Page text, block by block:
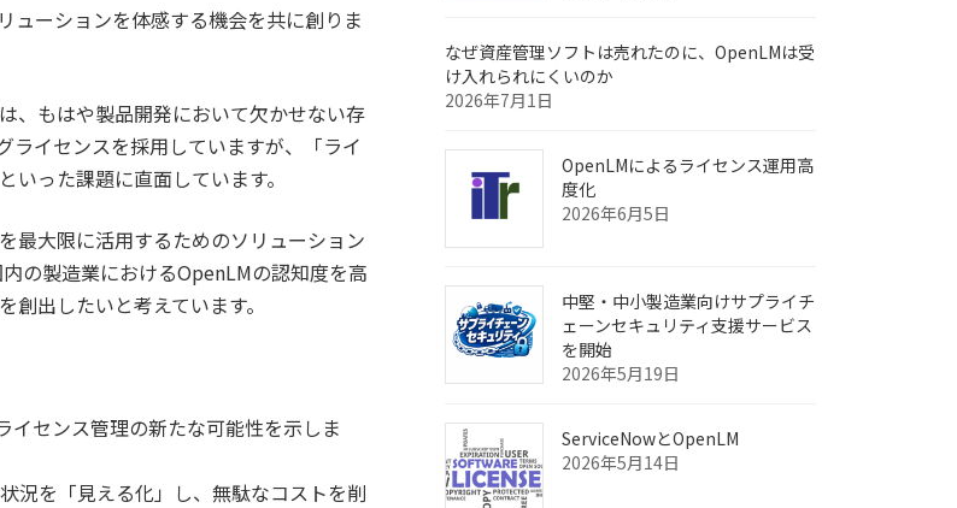
ューションを体感する機会を共に創りま
、もはや製品開発において欠かせない存
ライセンスを採用していますが、「ライ
った課題に直面しています。
最大限に活用するためのソリューション
の製造業におけるOpenLMの認知度を高
出したいと考えています。
センス管理の新たな可能性を示しま
況を「見える化」し、無駄なコストを削
なぜ資産管理ソフトは売れたのに、OpenLMは受
け入れられにくいのか
2026年7月1日
OpenLMによるライセンス運用高
度化
2026年6月5日
中堅・中小製造業向けサプライチ
ェーンセキュリティ支援サービス
を開始
2026年5月19日
ServiceNowとOpenLM
2026年5月14日